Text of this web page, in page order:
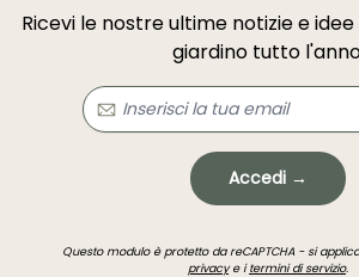
Ricevi le nostre ultime notizie e
giardino tutto
Accedi →
Questo modulo è protetto da reCAPTCHA - si
privacye itermini di servizio.